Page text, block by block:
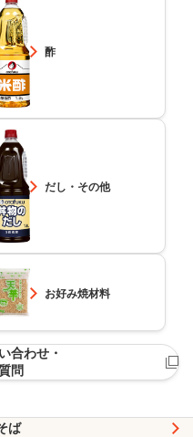
酢
だし・その他
お好み焼材料
合わせ・
問
ば